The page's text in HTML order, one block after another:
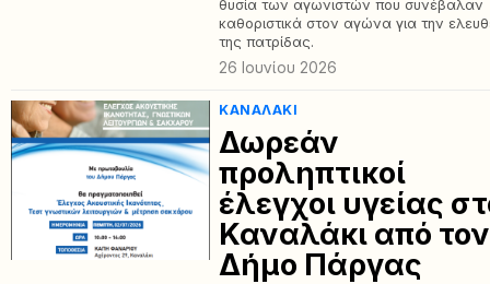
θυσία των αγωνιστών που συνέβαλαν
καθοριστικά στον αγώνα για την
της πατρίδας.
26 Ιουνίου 2026
ΚΑΝΑΛΆΚΙ
Δωρεάν
προληπτικοί
έλεγχοι υγείας
Καναλάκι από τον
Δήμο Πάργας